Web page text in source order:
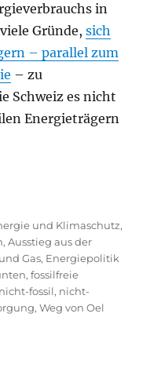
in
Gründe,sich
– parallel zum
– zu
Schweiz es nicht
Energieträgern
von Oel und Gas!“
und Klimaschutz,
,Ausstieg aus der
Gas, Energiepolitik
,fossilfreie
nicht-fossil, nicht-
,Weg von Oel